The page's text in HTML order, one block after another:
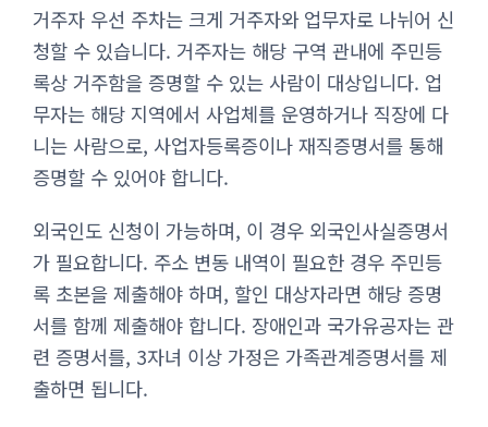
거주자 우선 주차는 크게 거주자와 업무자로 나뉘어 신
청할 수 있습니다. 거주자는 해당 구역 관내에 주민등
록상 거주함을 증명할 수 있는 사람이 대상입니다. 업
무자는 해당 지역에서 사업체를 운영하거나 직장에 다
니는 사람으로, 사업자등록증이나 재직증명서를 통해
증명할 수 있어야 합니다.
외국인도 신청이 가능하며, 이 경우 외국인사실증명서
가 필요합니다. 주소 변동 내역이 필요한 경우 주민등
록 초본을 제출해야 하며, 할인 대상자라면 해당 증명
서를 함께 제출해야 합니다. 장애인과 국가유공자는 관
련 증명서를, 3자녀 이상 가정은 가족관계증명서를 제
출하면 됩니다.